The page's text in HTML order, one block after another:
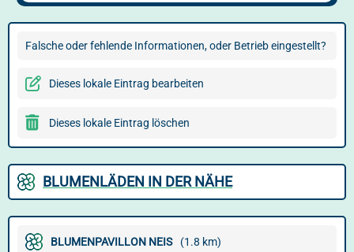
Falsche oder fehlende Informationen, oder Betrieb eingestellt?
Dieses lokale Eintrag bearbeiten
Dieses lokale Eintrag löschen
BLUMENLÄDEN IN DER NÄHE
BLUMENPAVILLON NEIS (1.8 km)